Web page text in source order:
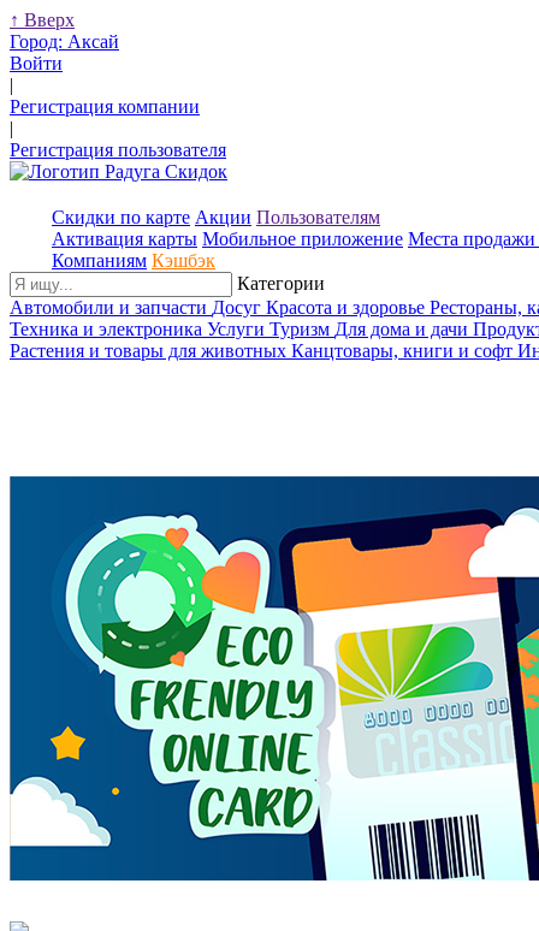
↑ Вверх
Город: Аксай
Войти
|
Регистрация компании
|
Регистрация пользователя
Скидки по карте Акции Пользователям
Активация карты Мобильное приложение Места продажи
Компаниям Кэшбэк
Категории
Автомобили и запчасти Досуг Красота и здоровье Рестораны,
Техника и электроника Услуги Туризм Для дома и дачи
Растения и товары для животных Канцтовары, книги и софт